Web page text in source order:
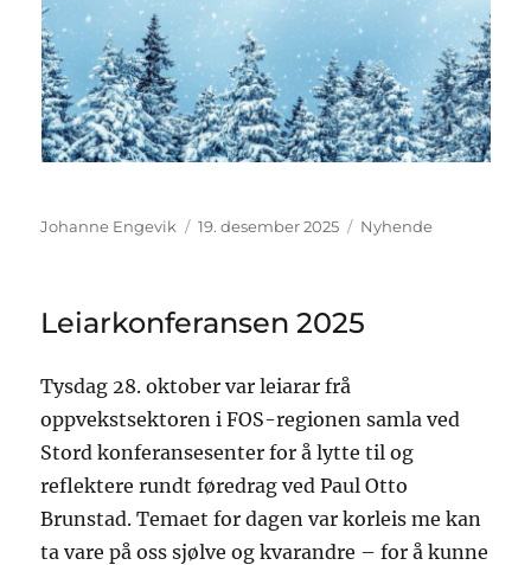
Johanne Engevik 19. desember 2025 Nyhende
Leiarkonferansen 2025
Tysdag 28. oktober var leiarar frå
oppvekstsektoren i FOS-regionen samla ved
Stord konferansesenter for å lytte til og
reflektere rundt føredrag ved Paul Otto
Brunstad. Temaet for dagen var korleis me kan
ta vare på oss sjølve og kvarandre – for å kunne